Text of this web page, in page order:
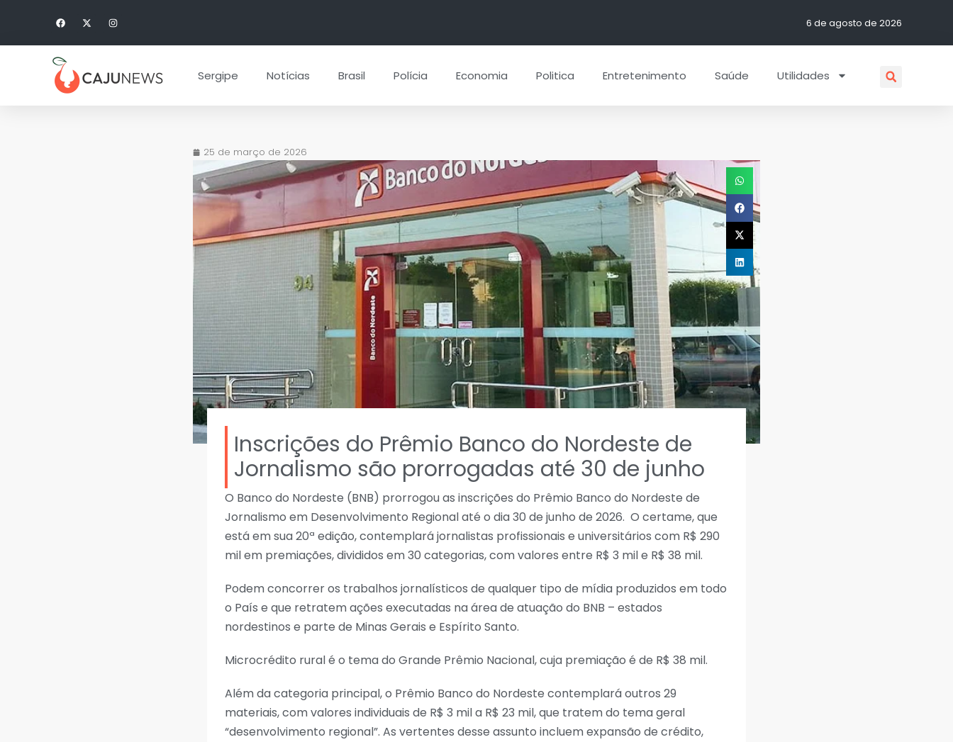
6 de agosto de 2026
Sergipe Notícias Brasil Polícia Economia Politica Entretenimento Saúde Utilidades
25 de março de 2026
Inscrições do Prêmio Banco do Nordeste de
Jornalismo são prorrogadas até 30 de junho
O Banco do Nordeste (BNB) prorrogou as inscrições do Prêmio Banco do Nordeste de
Jornalismo em Desenvolvimento Regional até o dia 30 de junho de 2026. O certame, que
está em sua 20ª edição, contemplará jornalistas profissionais e universitários com R$ 290
mil em premiações, divididos em 30 categorias, com valores entre R$ 3 mil e R$ 38 mil.
Podem concorrer os trabalhos jornalísticos de qualquer tipo de mídia produzidos em todo
o País e que retratem ações executadas na área de atuação do BNB – estados
nordestinos e parte de Minas Gerais e Espírito Santo.
Microcrédito rural é o tema do Grande Prêmio Nacional, cuja premiação é de R$ 38 mil.
Além da categoria principal, o Prêmio Banco do Nordeste contemplará outros 29
materiais, com valores individuais de R$ 3 mil a R$ 23 mil, que tratem do tema geral
“desenvolvimento regional”. As vertentes desse assunto incluem expansão de crédito,